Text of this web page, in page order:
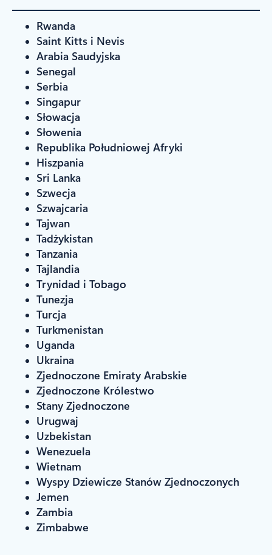
Rwanda
Saint Kitts i Nevis
Arabia Saudyjska
Senegal
Serbia
Singapur
Słowacja
Słowenia
Republika Południowej Afryki
Hiszpania
Sri Lanka
Szwecja
Szwajcaria
Tajwan
Tadżykistan
Tanzania
Tajlandia
Trynidad i Tobago
Tunezja
Turcja
Turkmenistan
Uganda
Ukraina
Zjednoczone Emiraty Arabskie
Zjednoczone Królestwo
Stany Zjednoczone
Urugwaj
Uzbekistan
Wenezuela
Wietnam
Wyspy Dziewicze Stanów Zjednoczonych
Jemen
Zambia
Zimbabwe